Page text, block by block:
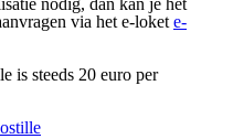
nodig, dan kan je het
via het e-loket e-
is steeds 20 euro per